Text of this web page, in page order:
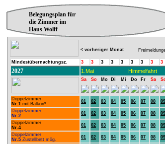
Belegungsplan für
die Zimmer im
Haus Wolff
< vorheriger Monat
Mindestübernachtungsz. 3 3 3 3 3 3 3 3 3
2027 1.Mai Himmelfahrt
Sa So Mo Di Mi Do Fr Sa
Doppelzimmer
Nr.1 mit Balkon* 01 02 03 04 05 06 07 08 09
Doppelzimmer
Nr.2
01 02 03 04 05 06 07 08 09
Doppelzimmer
Nr.4
01 02 03 04 05 06 07 08 09
Doppelzimmer
Nr.5 Zustellbett mög. 01 02 03 04 05 06 07 08 09